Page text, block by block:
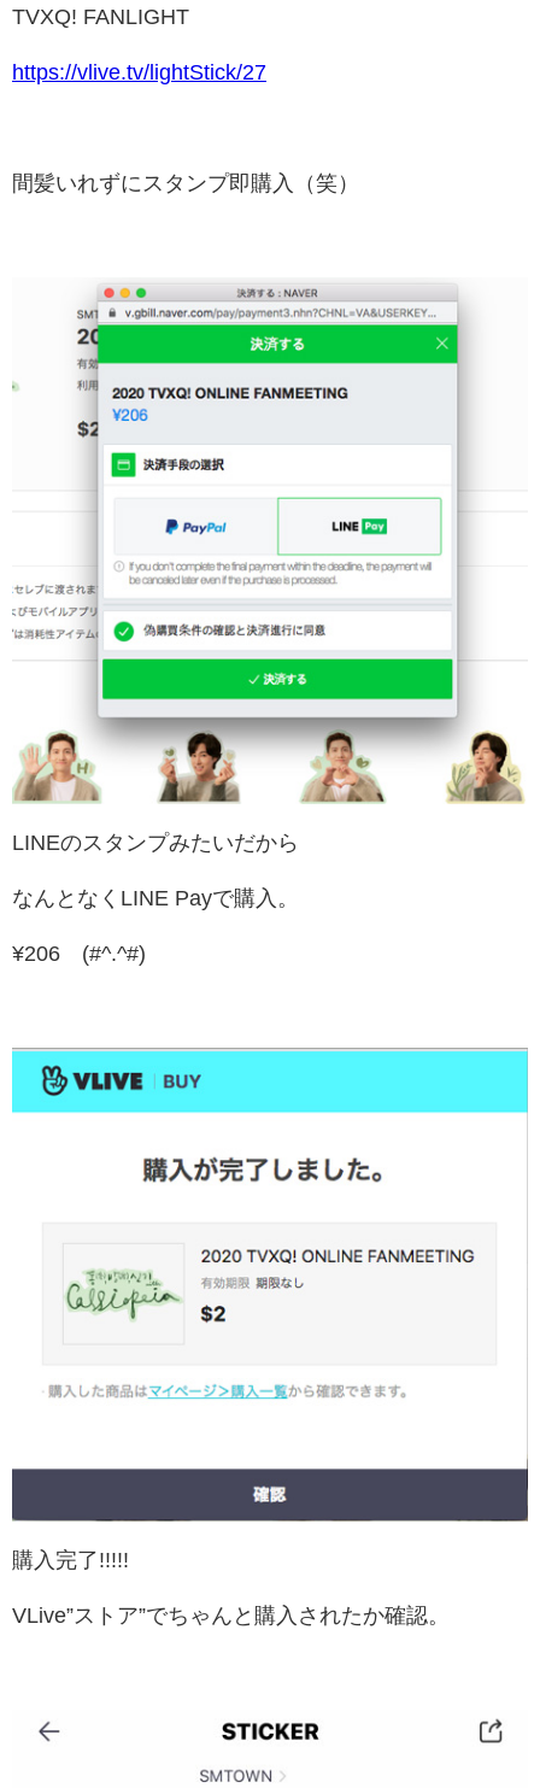
TVXQ! FANLIGHT
https://vlive.tv/lightStick/27
間髪いれずにスタンプ即購入（笑）
LINEのスタンプみたいだから
なんとなくLINE Payで購入。
¥206 (#^.^#)
購入完了!!!!!
VLive”ストア”でちゃんと購入されたか確認。